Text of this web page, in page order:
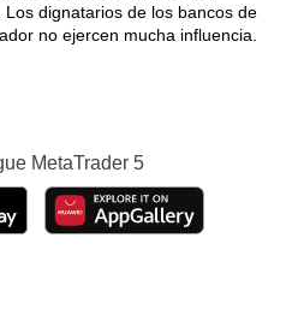
dignatarios de los bancos de
no ejercen mucha influencia.
MetaTrader 5